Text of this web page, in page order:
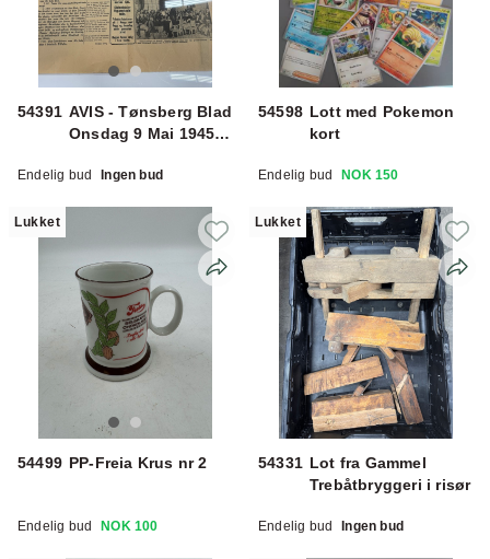
54391 AVIS - Tønsberg Blad
Onsdag 9 Mai 1945 i
Endelig bud Ingen bud
54598 Lott med Pokemon
kort
Endelig bud NOK 150
Lukket
54499 PP-Freia Krus nr 2
Endelig bud NOK 100
Lukket
54331 Lot fra Gammel
Trebåtbryggeri i risør
Endelig bud Ingen bud